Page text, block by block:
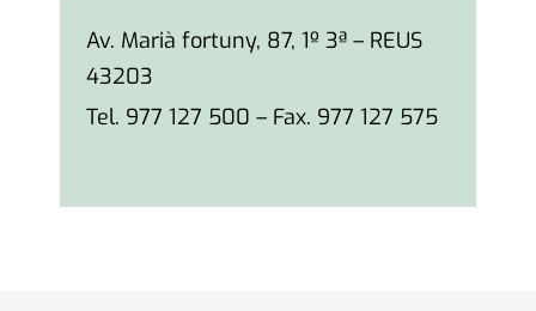
Av. Marià fortuny, 87, 1º 3ª – REUS
43203
Tel. 977 127 500 – Fax. 977 127 575